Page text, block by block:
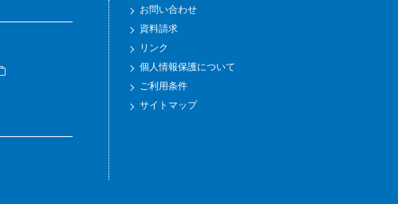
お問い合わせ
資料請求
リンク
個人情報保護について
ご利用条件
サイトマップ